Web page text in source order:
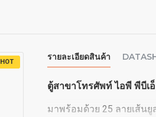
HOT รายละเอียดสินค้า
ตู้สาขาโทรศัพท์ ไอพี พีบีเ
มาพร้อมด้วย 25 ลายเส้นยู